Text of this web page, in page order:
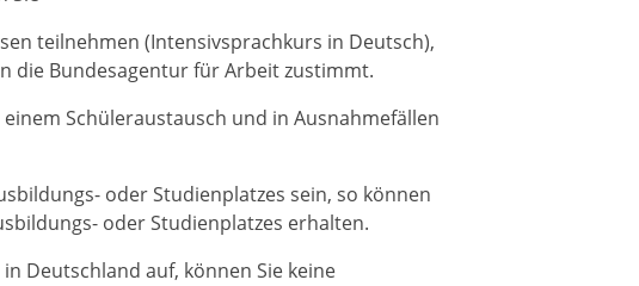
teilnehmen (Intensivsprachkurs in Deutsch),
die Bundesagentur für Arbeit zustimmt.
Schüleraustausch und in Ausnahmefällen
oder Studienplatzes sein, so können
oder Studienplatzes erhalten.
Deutschland auf, können Sie keine